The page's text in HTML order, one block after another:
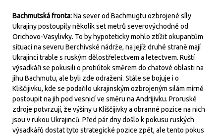
Bachmutská fronta:Na sever od Bachmugtu ozbrojené síly
Ukrajiny postoupily několik set metrů severovýchodně od
Orichovo-Vasylivky. To by hypoteticky mohlo ztížit okupantům
situaci na severu Berchivské nádrže, na jejíž druhé straně mají
Ukrajinci trable s ruským dělostřelectvem a letectvem. Ruští
výsadkáři se pokusili o protiútok směrem do chatové oblasti na
jihu Bachmutu, ale byli zde odraženi. Stále se bojuje i o
Kliščijivku, kde se podařilo ukrajinským ozbrojeným silám mírně
postoupit na jih pod vesnicí ve směru na Andrijivku. Proruské
zdroje potvrzují, že výšiny u Kliščijivky a obranné pozice na nich
jsou v rukou Ukrajinců. Před pár dny došlo k pokusu ruských
výsadkářů dostat tyto strategické pozice zpět, ale tento pokus